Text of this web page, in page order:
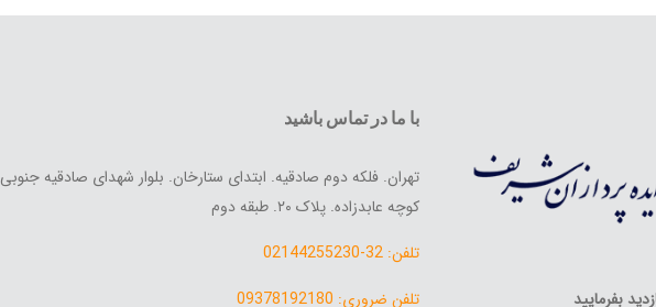
بفرمایید
با ما در تماس باشید
تهران. فلکه دوم صادقیه. ابتدای ستارخان. بلوار شهدای صادقیه جنوبی
کوچه عابدزاده. پلاک ۲۰. طبقه دوم
تلفن: 32-02144255230
تلفن ضروری: 09378192180